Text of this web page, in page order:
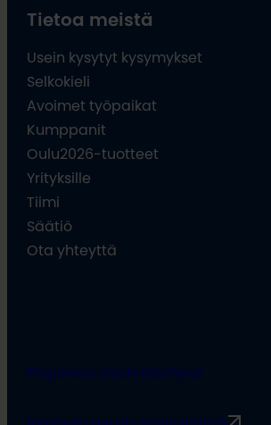
Tietoa meistä
Usein kysytyt kysymykset
Selkokieli
Avoimet työpaikat
Kumppanit
Oulu2026-tuotteet
Yrityksille
Tiimi
Säätiö
Ota yhteyttä
Projektien viestintäohjeet